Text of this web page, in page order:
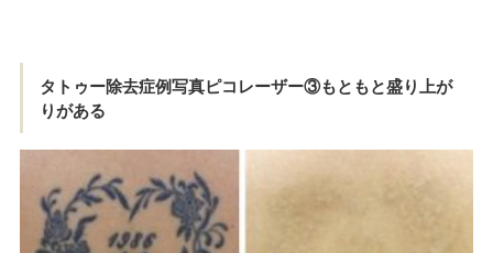
タトゥー除去症例写真ピコレーザー③もともと盛り上が
りがある